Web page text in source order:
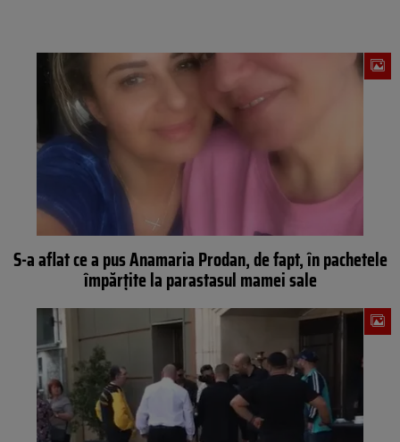
S-a aflat ce a pus Anamaria Prodan, de fapt, în pachetele
împărțite la parastasul mamei sale